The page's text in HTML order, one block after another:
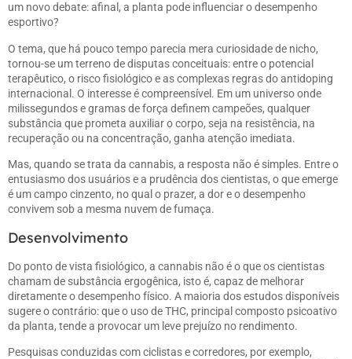
um novo debate: afinal, a planta pode influenciar o desempenho
esportivo?
O tema, que há pouco tempo parecia mera curiosidade de nicho,
tornou-se um terreno de disputas conceituais: entre o potencial
terapêutico, o risco fisiológico e as complexas regras do antidoping
internacional. O interesse é compreensível. Em um universo onde
milissegundos e gramas de força definem campeões, qualquer
substância que prometa auxiliar o corpo, seja na resistência, na
recuperação ou na concentração, ganha atenção imediata.
Mas, quando se trata da cannabis, a resposta não é simples. Entre o
entusiasmo dos usuários e a prudência dos cientistas, o que emerge
é um campo cinzento, no qual o prazer, a dor e o desempenho
convivem sob a mesma nuvem de fumaça.
Desenvolvimento
Do ponto de vista fisiológico, a cannabis não é o que os cientistas
chamam de substância ergogênica, isto é, capaz de melhorar
diretamente o desempenho físico. A maioria dos estudos disponíveis
sugere o contrário: que o uso de THC, principal composto psicoativo
da planta, tende a provocar um leve prejuízo no rendimento.
Pesquisas conduzidas com ciclistas e corredores, por exemplo,